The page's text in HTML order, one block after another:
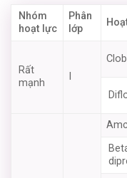
Nhóm
hoạt lực
Phân
lớp
Rất
mạnh